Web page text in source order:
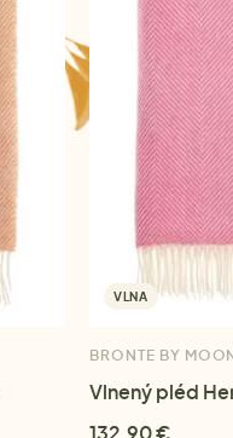
VLNA
BRONTE BY
Vlnený pléd
132,90 €